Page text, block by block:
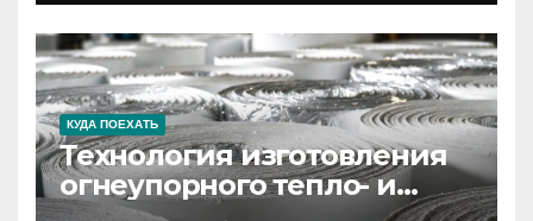
КУДА ПОЕХАТЬ
Технология изготовления
огнеупорного тепло- и